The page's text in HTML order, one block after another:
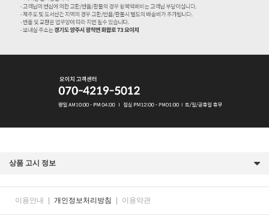
상품 고시 정보
이용안내 개인정보처리방침 이용약관